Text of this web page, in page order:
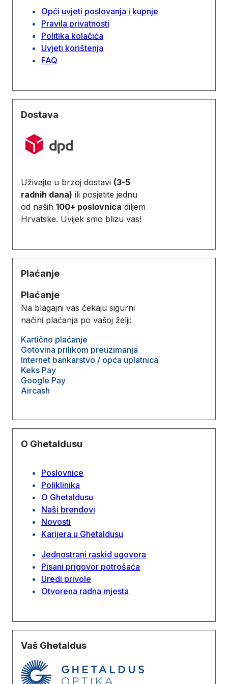
Opći uvjeti poslovanja i kupnje
Pravila privatnosti
Politika kolačića
Uvjeti korištenja
FAQ
Dostava
Uživajte u brzoj dostavi (3-5
radnih dana) ili posjetite jednu
od naših 100+ poslovnica diljem
Hrvatske. Uvijek smo blizu vas!
Plaćanje
Plaćanje
Na blagajni vas čekaju sigurni
načini plaćanja po vašoj želji:
Kartično plaćanje
Gotovina prilikom preuzimanja
Internet bankarstvo / opća uplatnica
Keks Pay
Google Pay
Aircash
O Ghetaldusu
Poslovnice
Poliklinika
O Ghetaldusu
Naši brendovi
Novosti
Karijera u Ghetaldusu
Jednostrani raskid ugovora
Pisani prigovor potrošaća
Uredi privole
Otvorena radna mjesta
Vaš Ghetaldus